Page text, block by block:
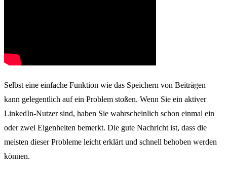
Selbst eine einfache Funktion wie das Speichern von Beiträgen
kann gelegentlich auf ein Problem stoßen. Wenn Sie ein aktiver
LinkedIn-Nutzer sind, haben Sie wahrscheinlich schon einmal ein
oder zwei Eigenheiten bemerkt. Die gute Nachricht ist, dass die
meisten dieser Probleme leicht erklärt und schnell behoben werden
können.